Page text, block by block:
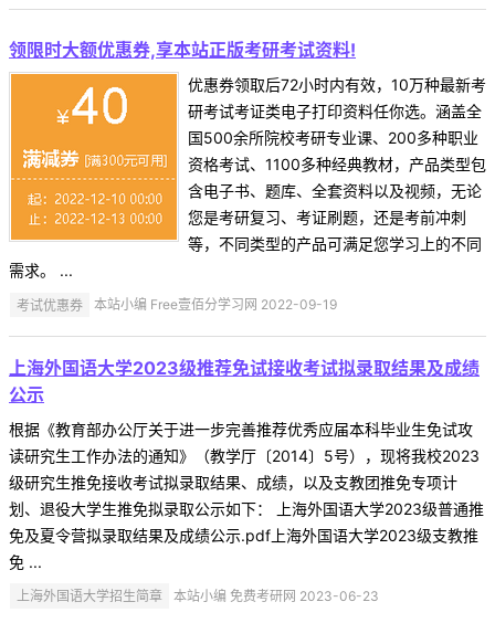
领限时大额优惠券,享本站正版考研考试资料!
优惠券领取后72小时内有效，10万种最新考
研考试考证类电子打印资料任你选。涵盖全
国500余所院校考研专业课、200多种职业
资格考试、1100多种经典教材，产品类型包
含电子书、题库、全套资料以及视频，无论
您是考研复习、考证刷题，还是考前冲刺
等，不同类型的产品可满足您学习上的不同
需求。 ...
考试优惠券 本站小编 Free壹佰分学习网 2022-09-19
上海外国语大学2023级推荐免试接收考试拟录取结果及成绩
公示
根据《教育部办公厅关于进一步完善推荐优秀应届本科毕业生免试攻
读研究生工作办法的通知》（教学厅〔2014〕5号），现将我校2023
级研究生推免接收考试拟录取结果、成绩，以及支教团推免专项计
划、退役大学生推免拟录取公示如下： 上海外国语大学2023级普通推
免及夏令营拟录取结果及成绩公示.pdf上海外国语大学2023级支教推
免 ...
上海外国语大学招生简章 本站小编 免费考研网 2023-06-23